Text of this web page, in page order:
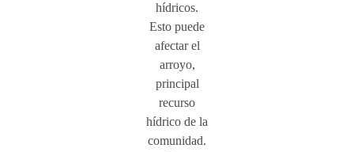
hídricos.
Esto puede
afectar el
arroyo,
principal
recurso
hídrico de la
comunidad.